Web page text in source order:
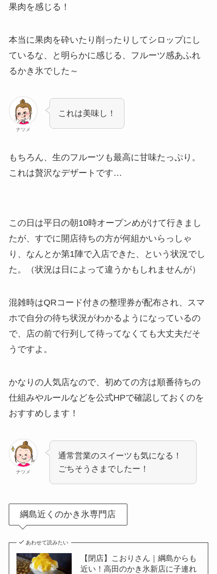
果肉を感じる！
本当に果肉を砕いたり削ったりしてシロップにし
ているな、と明らかに感じる、フルーツ感あふれ
るかき氷でした～
ナツメ
これは美味し！
もちろん、生のフルーツも最高に甘味たっぷり。
これは贅沢なデザートです…
この日は平日の朝10時オープンめがけて行きまし
たが、すでに開店待ちの方が何組かいらっしゃ
り、なんとか第1陣で入店できた、という状況でし
た。（状況は日によって違うかもしれませんが）
混雑時はQRコード付きの整理券が配布され、スマ
ホで自分の待ち状況がわかるようになっているの
で、店の前で行列して待ってなくても大丈夫だそ
うですよ。
かなりの人気店なので、初めての方は順番待ちの
仕組みやルールなどを公式HPで確認しておくのを
おすすめします！
ナツメ
通常営業のスイーツも気になる！
ごちそうさまでしたー！
綱島近くのかき氷専門店
あわせて読みたい
【閉店】こおりさん｜綱島からも
近い！高田のかき氷新店に子連れ